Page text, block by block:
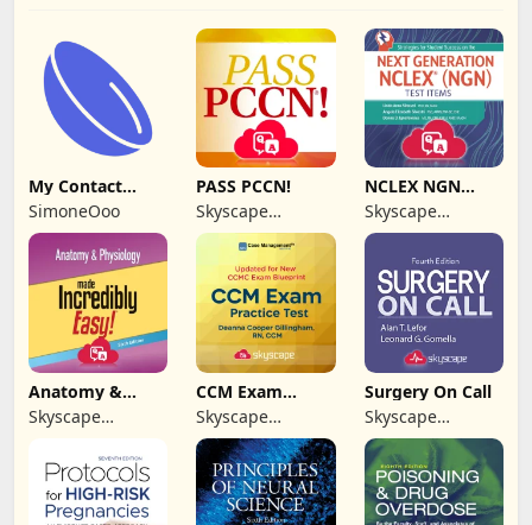
My Contact
Lenses
SimoneOoo
PASS PCCN!
Skyscape
Medpresso Inc
NCLEX NGN
Next Generation
Skyscape
Medpresso Inc
Anatomy &
Physiology MIE
NCLEX
Skyscape
CCM Exam
Practice Test
Skyscape
Medpresso Inc
Surgery On Call
Skyscape
Medpresso Inc